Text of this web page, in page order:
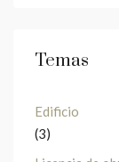
Temas
Edificio
(3)